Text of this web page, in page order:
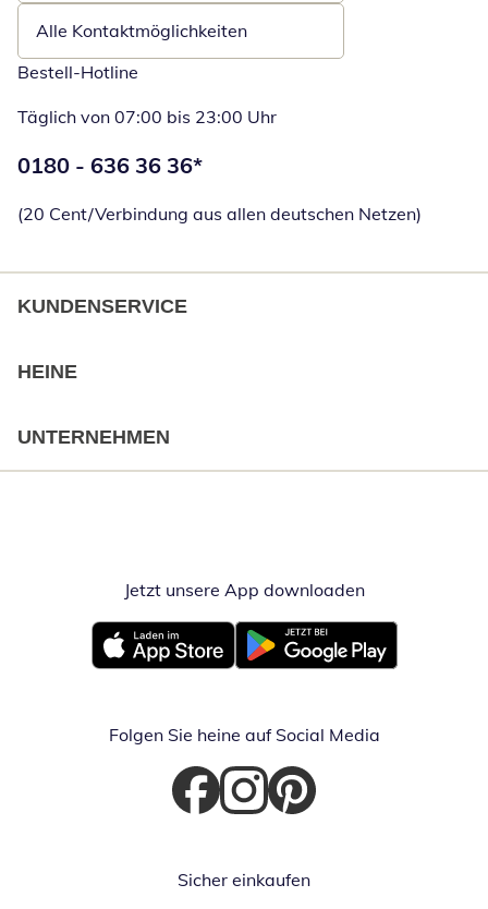
Alle Kontaktmöglichkeiten
Bestell-Hotline
Täglich von 07:00 bis 23:00 Uhr
Telefonnummer:
0180 - 636 36 36*
(20 Cent/Verbindung aus allen deutschen Netzen)
KUNDENSERVICE
HEINE
UNTERNEHMEN
Jetzt unsere App downloadenÖffnet in
Öffnet in neuem FensterÖffnet in neuem Fenster
Folgen Sie heine auf Social Media
Öffnet in neuem Fenster
Öffnet in neuem Fenster
Öffnet in neuem Fenster
Sicher einkaufen